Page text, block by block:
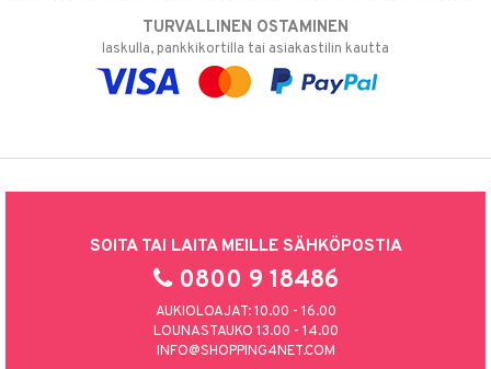
TURVALLINEN OSTAMINEN
laskulla, pankkikortilla tai asiakastilin kautta
SOITA TAI LAITA MEILLE SÄHKÖPOSTIA
0800 9 18486
AUKIOLOAJAT: 10.00 - 16.00
LOUNASTAUKO 13.00 - 14.00
INFO@SHOPPING4NET.COM